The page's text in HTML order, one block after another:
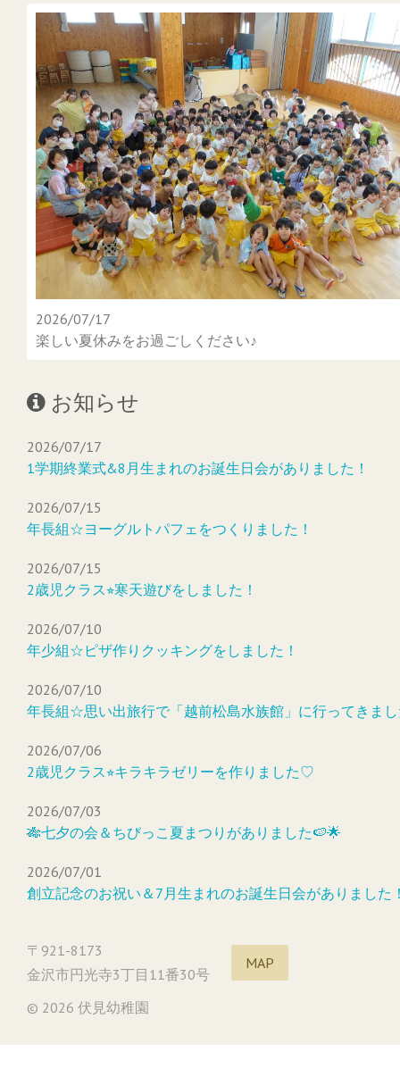
2026/07/17
楽しい夏休みをお過ごしください♪
お知らせ
2026/07/17
1学期終業式&8月生まれのお誕生日会がありました！
2026/07/15
年長組☆ヨーグルトパフェをつくりました！
2026/07/15
2歳児クラス⭐︎寒天遊びをしました！
2026/07/10
年少組☆ピザ作りクッキングをしました！
2026/07/10
年長組☆思い出旅行で「越前松島水族館」に行ってきま
2026/07/06
2歳児クラス⭐︎キラキラゼリーを作りました♡
2026/07/03
🎋七夕の会＆ちびっこ夏まつりがありました🍉🌟
2026/07/01
創立記念のお祝い＆7月生まれのお誕生日会がありました
〒921-8173
金沢市円光寺3丁目11番30号
MAP
© 2026 伏見幼稚園